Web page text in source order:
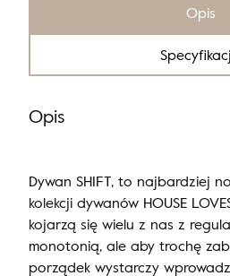
Opis
Opis
Dywan SHIFT, to najbardziej
kolekcji dywanów HOUSE
kojarzą się wielu z nas z
monotonią, ale aby trochę
porządek wystarczy